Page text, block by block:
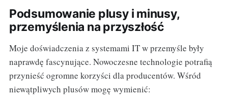
Podsumowanie plusy i minusy,
przemyślenia na przyszłość
Moje doświadczenia z systemami IT w przemyśle były
naprawdę fascynujące. Nowoczesne technologie potrafią
przynieść ogromne korzyści dla producentów. Wśród
niewątpliwych plusów mogę wymienić: